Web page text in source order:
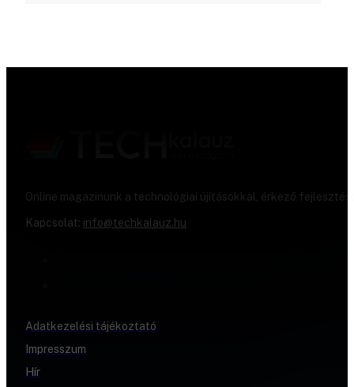
Online magazinunk a technológiai újításokkal, érkező
Kapcsolat: info@techkalauz.hu
Adatkezelési tájékoztató
Impresszum
Hír